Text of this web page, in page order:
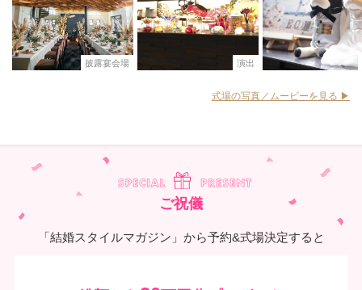
披露宴会場 演出
式場の写真／ムービーを見る ▶︎
ご祝儀
「結婚スタイルマガジン」から予約&式場決定すると